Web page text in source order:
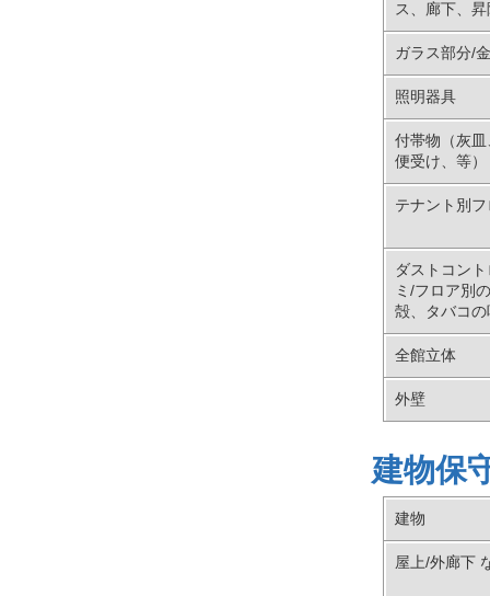
ス、廊下、
ガラス部分/
照明器具
付帯物（灰
便受け、等）
テナント別
ダストコン
ミ/フロア別
殻、タバコ
全館立体
外壁
建物保
建物
屋上/外廊下